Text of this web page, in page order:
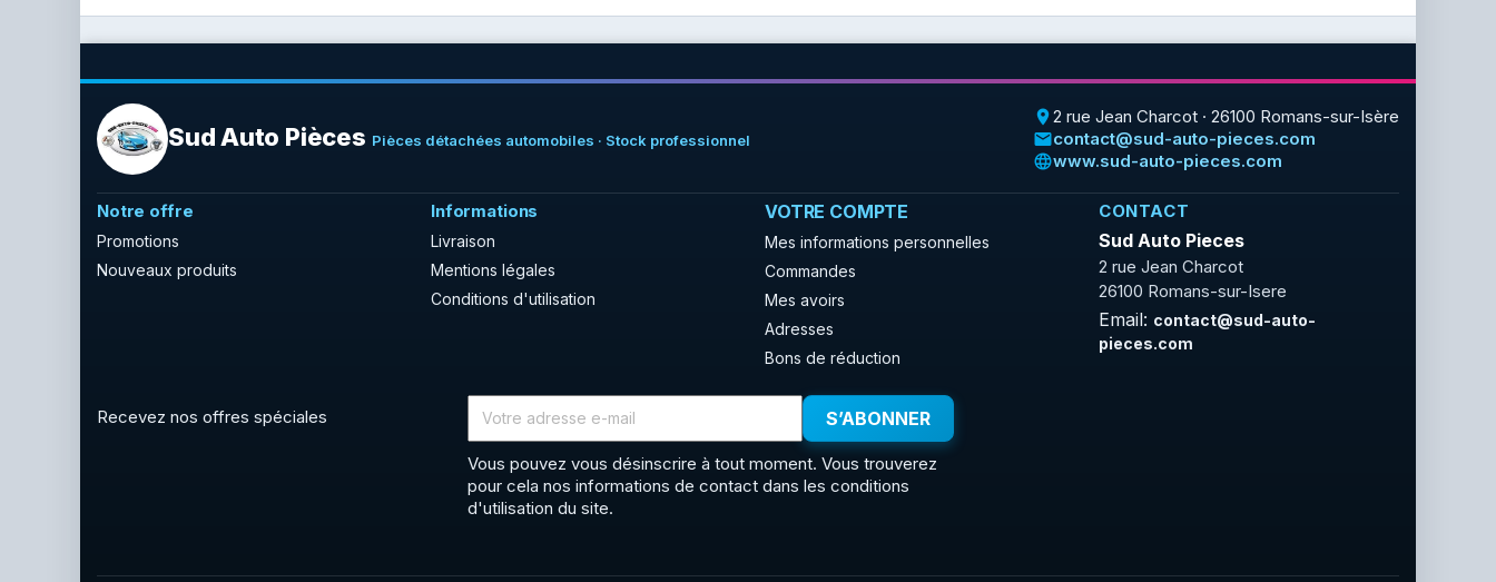
Sud Auto Pièces Pièces détachées automobiles · Stock professionnel
place2 rue Jean Charcot · 26100 Romans-sur-Isère
emailcontact@sud-auto-pieces.com
languagewww.sud-auto-pieces.com
Notre offre
Promotions
Nouveaux produits
Informations
Livraison
Mentions légales
Conditions d'utilisation
VOTRE COMPTE
Mes informations personnelles
Commandes
Mes avoirs
Adresses
Bons de réduction
CONTACT
Sud Auto Pieces
2 rue Jean Charcot
26100 Romans-sur-Isere
Email: contact@sud-auto-
pieces.com
Recevez nos offres spéciales
Vous pouvez vous désinscrire à tout moment. Vous trouverez
pour cela nos informations de contact dans les conditions
d'utilisation du site.